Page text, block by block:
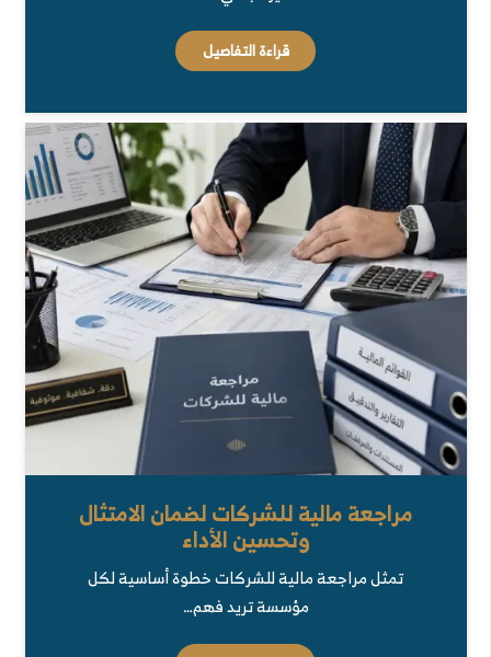
قراءة التفاصيل
مراجعة مالية للشركات لضمان الامتثال
وتحسين الأداء
تمثل مراجعة مالية للشركات خطوة أساسية لكل
مؤسسة تريد فهم…